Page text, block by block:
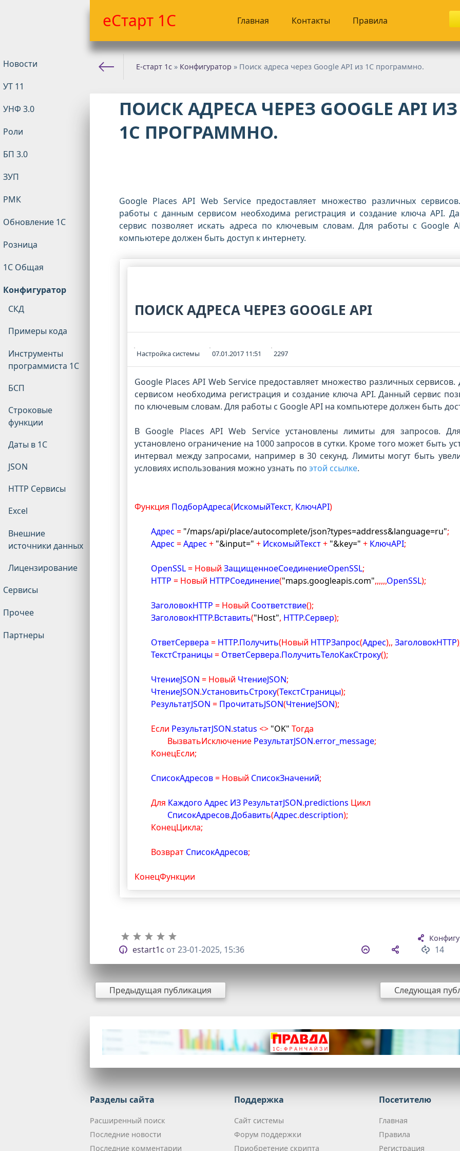
еСтарт 1С Главная Контакты Правила
Новости
УТ 11
УНФ 3.0
Роли
БП 3.0
ЗУП
РМК
Обновление 1С
Розница
1С Общая
Конфигуратор
СКД
Примеры кода
Инструменты
программиста 1С
БСП
Строковые
функции
Даты в 1С
JSON
HTTP Сервисы
Excel
Внешние
источники данных
Лицензирование
Сервисы
Прочее
Партнеры
Е-старт 1с » Конфигуратор » Поиск адреса через Google API из 1С программно.
ПОИСК АДРЕСА ЧЕРЕЗ GOOGLE API ИЗ
1С ПРОГРАММНО.
Google Places API Web Service предоставляет множество различных
работы с данным сервисом необходима регистрация и создание ключа API.
сервис позволяет искать адреса по ключевым словам. Для работы с Google
компьютере должен быть доступ к интернету.
ПОИСК АДРЕСА ЧЕРЕЗ GOOGLE API
Настройка системы 07.01.2017 11:51 2297
Google Places API Web Service предоставляет множество различных
сервисом необходима регистрация и создание ключа API. Данный сервис
по ключевым словам. Для работы с Google API на компьютере должен быть
В Google Places API Web Service установлены лимиты для запросов.
установлено ограничение на 1000 запросов в сутки. Кроме того может быть
интервал между запросами, например в 30 секунд. Лимиты могут быть
условиях использования можно узнать по этой ссылке.
Функция ПодборАдреса(ИскомыйТекст, КлючAPI)
	Адрес
= "/maps/api/place/autocomplete/json?types=address&language=ru";
	Адрес
= Адрес + "&input=" + ИскомыйТекст + "&key=" + КлючAPI;
	OpenSSL
= Новый ЗащищенноеСоединениеOpenSSL;
	HTTP
= Новый HTTPСоединение("maps.googleapis.com",,,,,,OpenSSL);
	ЗаголовокHTTP
= Новый Соответствие();
	ЗаголовокHTTP
.Вставить("Host", HTTP.Сервер);
	ОтветСервера
= HTTP.Получить(Новый HTTPЗапрос(Адрес),, ЗаголовокHTTP)
	ТекстСтраницы
= ОтветСервера.ПолучитьТелоКакСтроку();
	ЧтениеJSON
= Новый ЧтениеJSON;
	ЧтениеJSON
.УстановитьСтроку(ТекстСтраницы);
	РезультатJSON
= ПрочитатьJSON(ЧтениеJSON);
Если РезультатJSON.status <> "OK" Тогда
ВызватьИсключение РезультатJSON.error_message;
КонецЕсли;
	СписокАдресов
= Новый СписокЗначений;
Для Каждого Адрес ИЗ РезультатJSON.predictions Цикл
		СписокАдресов
.Добавить(Адрес.description);
КонецЦикла;
Возврат СписокАдресов;
КонецФункции
14
estart1c от23-01-2025, 15:36
Предыдущая публикация Следующая
Разделы сайта
Расширенный поиск
Последние новости
Последние комментарии
Поддержка
Сайт системы
Форум поддержки
Приобретение скрипта
Посетителю
Главная
Правила
Регистрация